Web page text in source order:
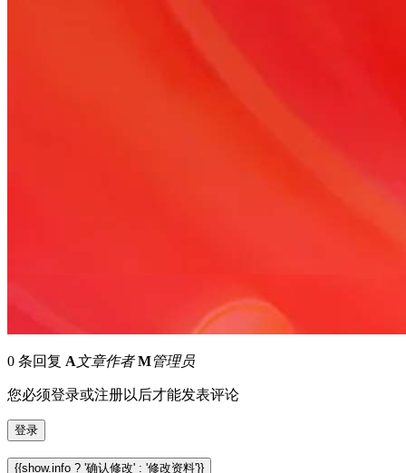
0 条回复 A文章作者 M管理员
您必须登录或注册以后才能发表评论
登录
{{show.info ? '确认修改' : '修改资料'}}